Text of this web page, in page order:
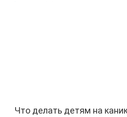
Что делать детям на